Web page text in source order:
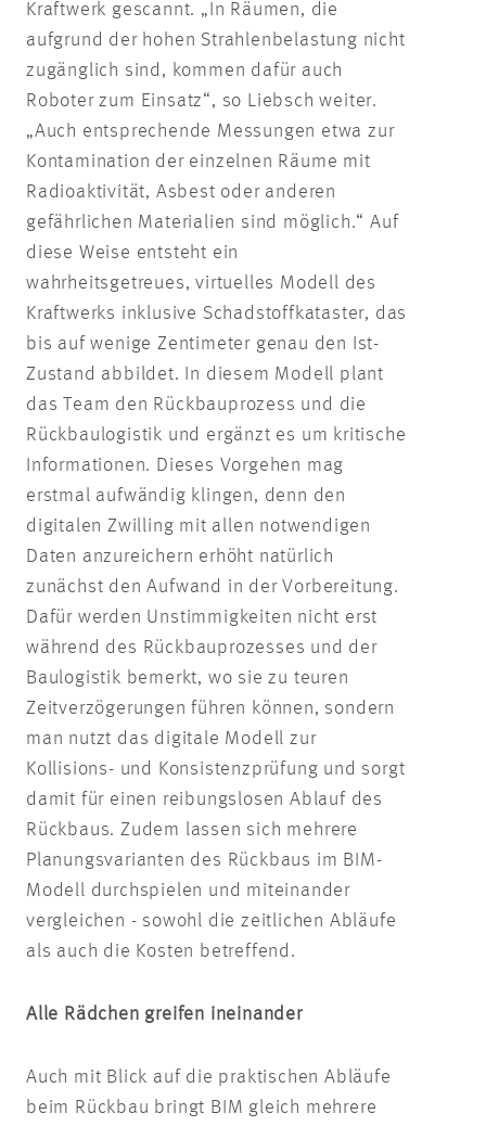
Kraftwerk gescannt. „In Räumen, die
aufgrund der hohen Strahlenbelastung nicht
zugänglich sind, kommen dafür auch
Roboter zum Einsatz“, so Liebsch weiter.
„Auch entsprechende Messungen etwa zur
Kontamination der einzelnen Räume mit
Radioaktivität, Asbest oder anderen
gefährlichen Materialien sind möglich.“ Auf
diese Weise entsteht ein
wahrheitsgetreues, virtuelles Modell des
Kraftwerks inklusive Schadstoffkataster, das
bis auf wenige Zentimeter genau den Ist-
Zustand abbildet. In diesem Modell plant
das Team den Rückbauprozess und die
Rückbaulogistik und ergänzt es um kritische
Informationen. Dieses Vorgehen mag
erstmal aufwändig klingen, denn den
digitalen Zwilling mit allen notwendigen
Daten anzureichern erhöht natürlich
zunächst den Aufwand in der Vorbereitung.
Dafür werden Unstimmigkeiten nicht erst
während des Rückbauprozesses und der
Baulogistik bemerkt, wo sie zu teuren
Zeitverzögerungen führen können, sondern
man nutzt das digitale Modell zur
Kollisions- und Konsistenzprüfung und sorgt
damit für einen reibungslosen Ablauf des
Rückbaus. Zudem lassen sich mehrere
Planungsvarianten des Rückbaus im BIM-
Modell durchspielen und miteinander
vergleichen - sowohl die zeitlichen Abläufe
als auch die Kosten betreffend.
Alle Rädchen greifen ineinander
Auch mit Blick auf die praktischen Abläufe
beim Rückbau bringt BIM gleich mehrere